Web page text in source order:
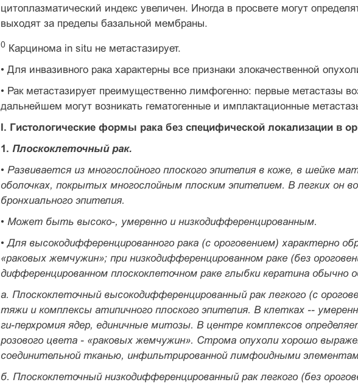
цитоплазматический индекс увеличен. Иногда в просвете могут
выходят за пределы базальной мембра­ны.
0Карцинома in situ не метастазирует.
• Для инвазивного рака характерны все признаки зло­качественной
• Рак метастазирует преимущественно лимфогенно: первые метастазы
дальнейшем могут возникать гема­тогенные и имплактационные
I. Гистологические формы рака без специфической ло­кализации в
1. Плоскоклеточный рак.
• Развивается из многослойного плоского эпителия в коже, в шейке
оболочках, покрытых многослойным плоским эпителием. В легких он
бронхиального эпителия.
• Может быть высоко-, умеренно и низкодифферен­цированным.
• Для высокодифференцированного рака (с орого­вением) характерно
«раковых жемчужин»; при низко­дифференцированном раке (без
дифференцирован­ном плоскоклеточном раке глыбки кератина обыч­но
а. Плоскоклеточный высокодифференцированный рак легкого (с
тяжи и комплексы атипично­го плоского эпителия. В клетках --
ги-перхромия ядер, единичные митозы. В центре комплексов
розового цвета - «раковых жемчу­жин». Строма опухоли хорошо
соединительной тка­нью, инфильтрированной лимфоидными
б. Плоскоклеточный низкодифференцированный рак легкого (без